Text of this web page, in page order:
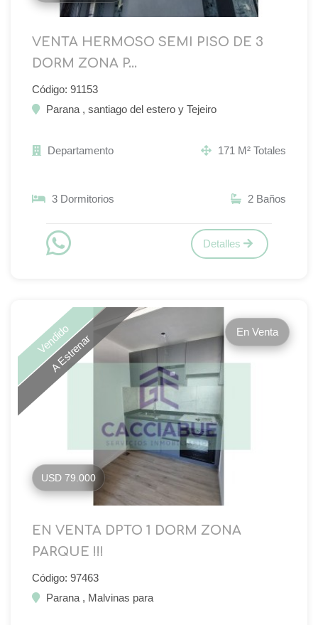
VENTA HERMOSO SEMI PISO DE 3
DORM ZONA P...
Código: 91153
Parana , santiago del estero y Tejeiro
Departamento 171 M² Totales
3 Dormitorios 2 Baños
Detalles
Vendido
A Estrenar
En Venta
USD 79.000
EN VENTA DPTO 1 DORM ZONA
PARQUE !!!
Código: 97463
Parana , Malvinas para